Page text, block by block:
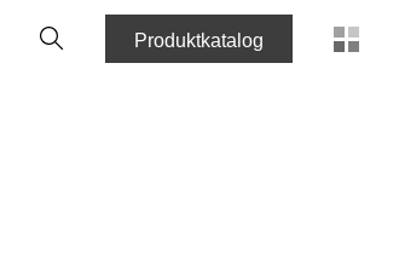
Produktkatalog